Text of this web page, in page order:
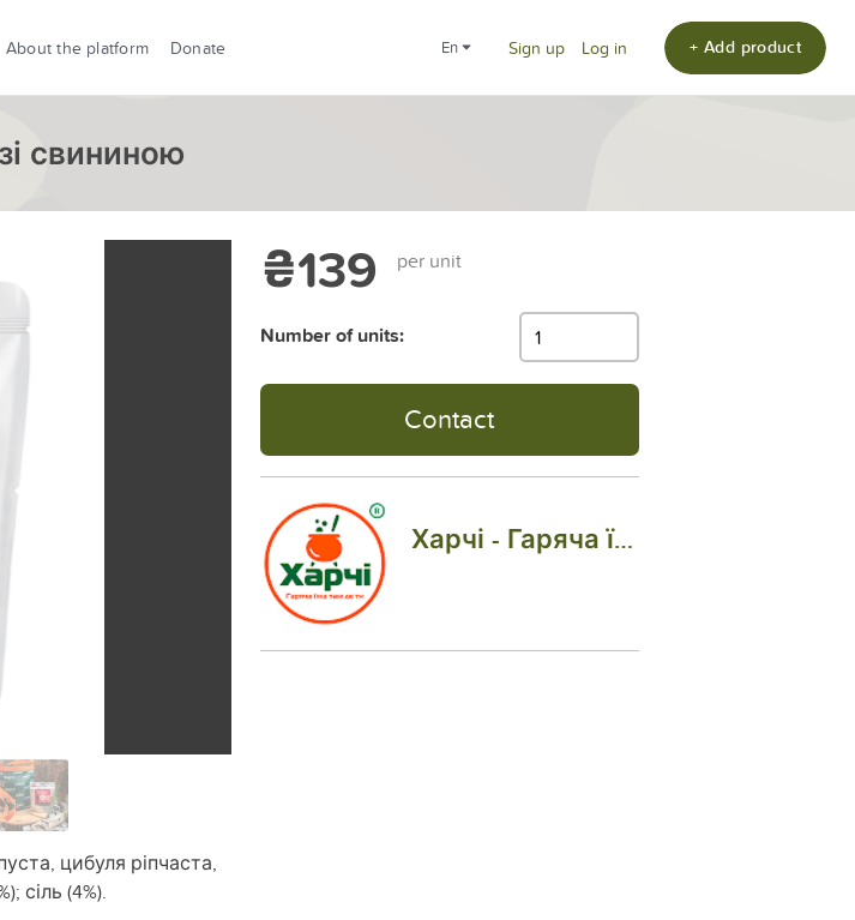
About the platform Donate en Sign up Log in + Add product
свининою
цибуля ріпчаста,
сіль (4%).
₴139 per unit
Number of units:
Contact
Харчі - Гаряча їжа там де ти!